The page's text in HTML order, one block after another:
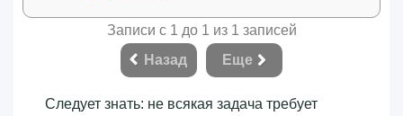
Записи с 1 до 1 из 1 записей
Назад
Еще
Следует знать: не всякая задача требует